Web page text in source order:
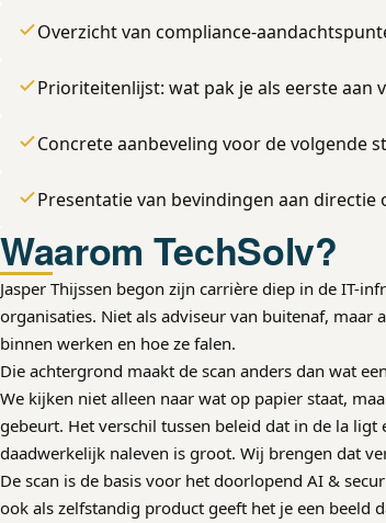
Overzicht van compliance-
Prioriteitenlijst: wat pak je als eerste aan
Concrete aanbeveling voor de volgende
Presentatie van bevindingen aan directie
Waarom TechSolv?
Jasper Thijssen begon zijn carrière diep in de IT-
organisaties. Niet als adviseur van buitenaf, maar
binnen werken en hoe ze falen.
Die achtergrond maakt de scan anders dan wat
We kijken niet alleen naar wat op papier staat,
gebeurt. Het verschil tussen beleid dat in de la ligt
daadwerkelijk naleven is groot. Wij brengen dat
De scan is de basis voor het doorlopend AI &
ook als zelfstandig product geeft het je een beeld